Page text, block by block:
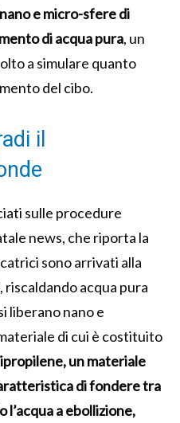
e micro-sfere di
di acqua pura, un
a simulare quanto
del cibo.
il
sulle procedure
news, che riporta la
sono arrivati alla
acqua pura
liberano nano e
di cui è costituito
un materiale
di fondere tra
l’acqua a ebollizione,